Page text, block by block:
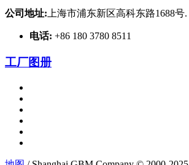
公司地址: 上海市浦东新区高科东路1688号.
电话: +86 180 3780 8511
工厂图册